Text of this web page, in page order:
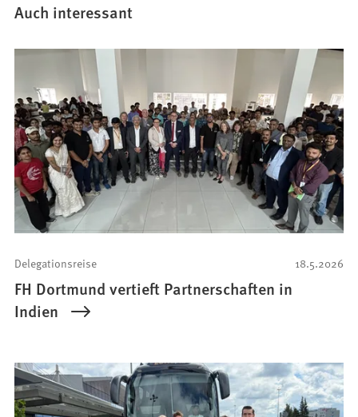
Auch interessant
18.5.2026
Delegationsreise
FH Dortmund vertieft Partnerschaften in
Indien